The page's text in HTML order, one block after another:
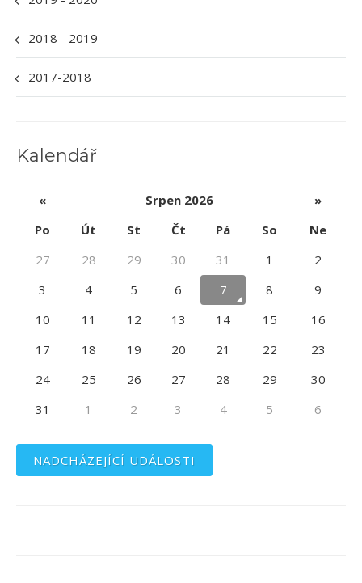
2018 - 2019
2017-2018
Kalendář
« Srpen 2026
»
Po
Út St Čt Pá So
Ne
27
28 29 30 31 1
2
3
4 5 6 7 8
9
10
11 12 13 14 15
16
17
18 19 20 21 22
23
24
25 26 27 28 29
30
31
1 2 3 4 5 6
NADCHÁZEJÍCÍ UDÁLOSTI